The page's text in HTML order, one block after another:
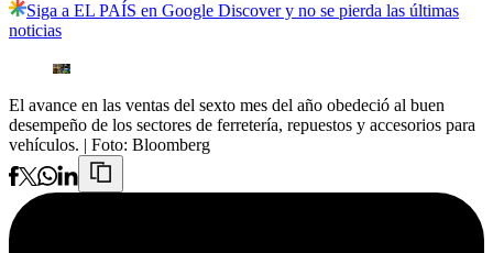
Siga a EL PAÍS en Google Discover y no se pierda las últimas
noticias
El avance en las ventas del sexto mes del año obedeció al buen
desempeño de los sectores de ferretería, repuestos y accesorios para
vehículos. | Foto: Bloomberg